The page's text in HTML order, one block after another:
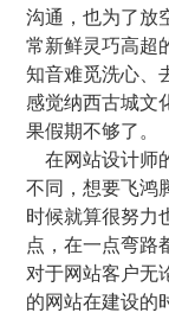
沟通，也为了放
常新鲜灵巧高超
知音难觅洗心、
感觉纳西古城
果假期不够了。
在网站设计师
不同，想要飞鸿
时候就算很努力
点，在一点弯路
对于网站客户无
的网站在建设的